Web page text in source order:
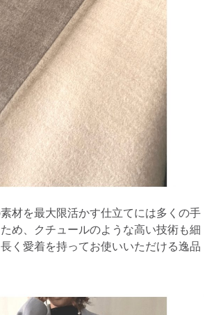
材を最大限活かす仕立てには多くの手
め、クチュールのような高い技術も細
く愛着を持ってお使いいただける逸品